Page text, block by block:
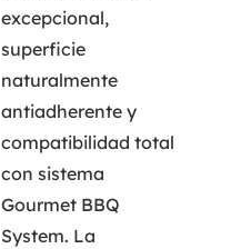
excepcional,
superficie
naturalmente
antiadherente y
compatibilidad total
con sistema
Gourmet BBQ
System. La